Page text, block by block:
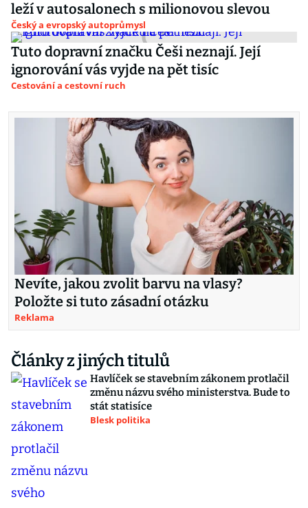
leží v autosalonech s milionovou slevou
Český a evropský autoprůmysl
Tuto dopravní značku Češi neznají. Její
ignorování vás vyjde na pět tisíc
Cestování a cestovní ruch
Nevíte, jakou zvolit barvu na vlasy?
Položte si tuto zásadní otázku
Reklama
Články z jiných titulů
Havlíček se stavebním zákonem protlačil
změnu názvu svého ministerstva. Bude to
stát statisíce
Blesk politika